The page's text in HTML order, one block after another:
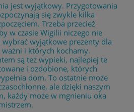
jest wyjątkowy. Przygotowania
się zwykle kilka
Trzeba przecież
w czasie Wigilii niczego nie
wybrać wyjątkowe prezenty dla
i których kochamy.
są też wypieki, najlepiej te
i ozdobione, których
dom. To ostatnie może
ale dzięki naszym
każdy może w mgnieniu oka